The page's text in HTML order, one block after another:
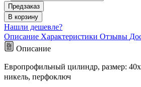
Предзаказ
В корзину
Нашли дешевле?
Описание Характеристики Отзывы
Описание
Европрофильный цилиндр, размер:
никель, перфоключ